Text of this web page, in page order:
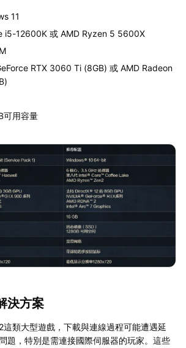
11
i5-12600K 或 AMD Ryzen 5 5600X
RTX 3060 Ti (8GB) 或 AMD Radeon
可用容量
決方案
類大型遊戲，下載與連線過程可能遭遇延
題，特別是需連接國際伺服器的玩家。這些